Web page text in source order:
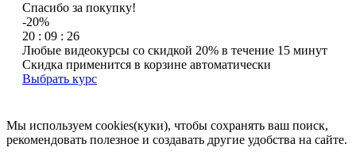
Спасибо за покупку!
-20%
20 : 09 : 26
Любые видеокурсы со скидкой 20% в течение 15 минут
Скидка применится в корзине автоматически
Выбрать курс
Мы используем cookies(куки), чтобы сохранять ваш поиск,
рекомендовать полезное и создавать другие удобства на сайте.